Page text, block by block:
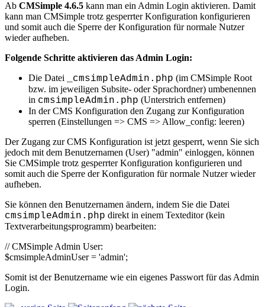
Ab CMSimple 4.6.5 kann man ein Admin Login aktivieren. Damit
kann man CMSimple trotz gesperrter Konfiguration konfigurieren
und somit auch die Sperre der Konfiguration für normale Nutzer
wieder aufheben.
Folgende Schritte aktivieren das Admin Login:
Die Datei
_cmsimpleAdmin.php (im CMSimple Root
bzw. im jeweiligen Subsite- oder Sprachordner) umbenennen
in cmsimpleAdmin.php (Unterstrich entfernen)
In der CMS Konfiguration den Zugang zur Konfiguration
sperren (Einstellungen => CMS => Allow_config: leeren)
Der Zugang zur CMS Konfiguration ist jetzt gesperrt, wenn Sie sich
jedoch mit dem Benutzernamen (User) "admin" einloggen, können
Sie CMSimple trotz gesperrter Konfiguration konfigurieren und
somit auch die Sperre der Konfiguration für normale Nutzer wieder
aufheben.
Sie können den Benutzernamen ändern, indem Sie die Datei
cmsimpleAdmin.php direkt in einem Texteditor (kein
Textverarbeitungsprogramm) bearbeiten:
// CMSimple Admin User:
$cmsimpleAdminUser = 'admin';
Somit ist der Benutzername wie ein eigenes Passwort für das Admin
Login.